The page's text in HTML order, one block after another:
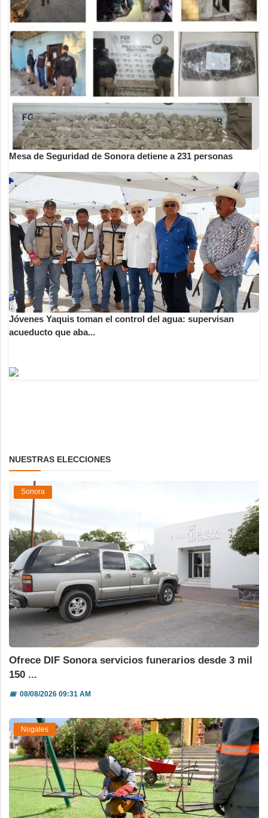
Mesa de Seguridad de Sonora detiene a 231 personas
Jóvenes Yaquis toman el control del agua: supervisan
acueducto que aba...
NUESTRAS ELECCIONES
Sonora
Ofrece DIF Sonora servicios funerarios desde 3 mil
150 ...
📅08/08/2026 09:31 AM
Nogales